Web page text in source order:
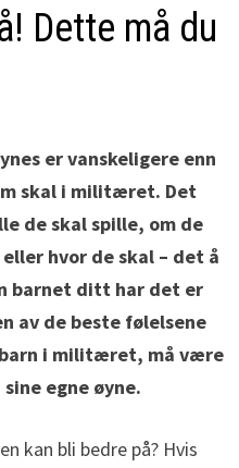
Dette må du
er vanskeligere enn
skal i militæret. Det
de skal spille, om de
hvor de skal – det å
barnet ditt har det er
av de beste følelsene
i militæret, må være
egne øyne.
kan bli bedre på? Hvis